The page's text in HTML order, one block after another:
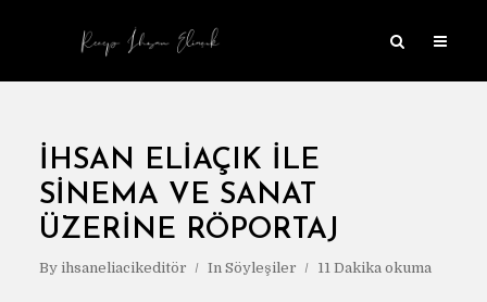
İHSAN ELIAÇIK ILE
SINEMA VE SANAT
ÜZERINE RÖPORTAJ
By ihsaneliacikeditör In Söyleşiler 11 Dakika okuma